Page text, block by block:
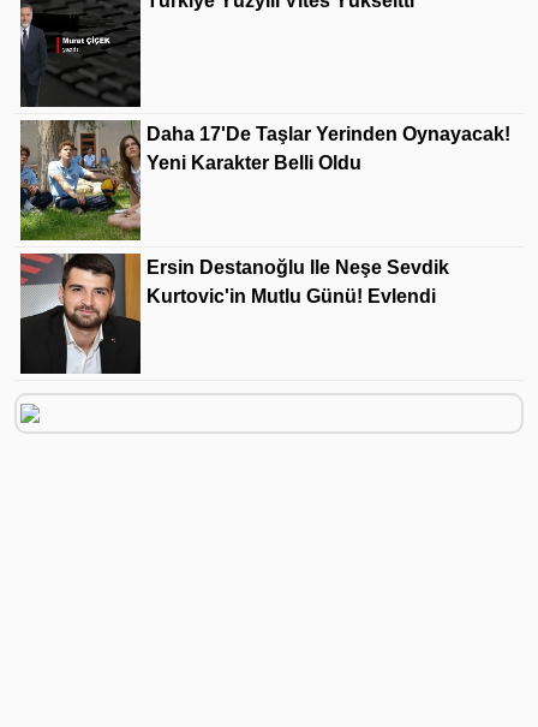
Daha 17'de Taşlar Yerinden Oynayacak!
Yeni Karakter Belli Oldu
Ersin Destanoğlu Ile Neşe Sevdik
Kurtovic'in Mutlu Günü! Evlendi